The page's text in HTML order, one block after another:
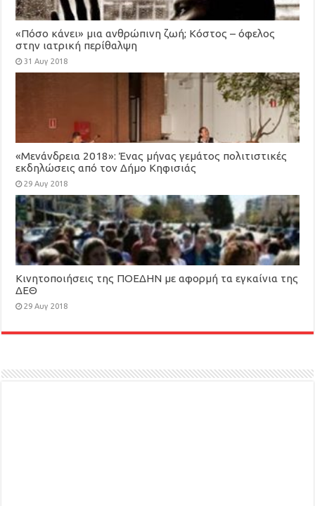
«Πόσο κάνει» μια ανθρώπινη ζωή; Κόστος – όφελος
στην ιατρική περίθαλψη
31 Αυγ 2018
«Μενάνδρεια 2018»: Ένας μήνας γεμάτος πολιτιστικές
εκδηλώσεις από τον Δήμο Κηφισιάς
29 Αυγ 2018
Κινητοποιήσεις της ΠΟΕΔΗΝ με αφορμή τα εγκαίνια της
ΔΕΘ
29 Αυγ 2018